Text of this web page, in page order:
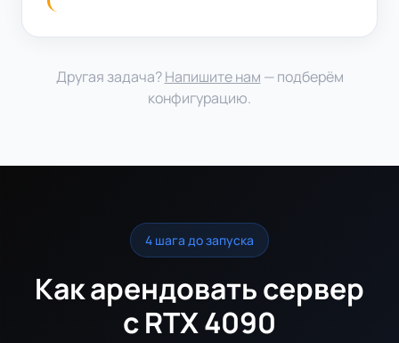
Другая задача?Напишите нам — подберём
конфигурацию.
4 шага до запуска
Как арендовать сервер
с RTX 4090